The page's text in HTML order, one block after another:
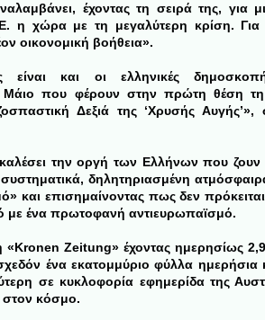
έχοντας τη σειρά της, για
η χώρα με τη μεγαλύτερη κρίση.
οικονομική βοήθεια».
είναι και οι ελληνικές
Μάιο που φέρουν στην πρώτη θέση τη
Δεξιά της ‘Χρυσής Αυγής’»,
την οργή των Ελλήνων που ζουν
δηλητηριασμένη
και επισημαίνοντας πως δεν
με ένα πρωτοφανή αντιευρωπαϊσμό.
Zeitung» έχοντας ημερησίως
ένα εκατομμύριο φύλλα ημερήσια
σε κυκλοφορία εφημερίδα της
στον κόσμο.